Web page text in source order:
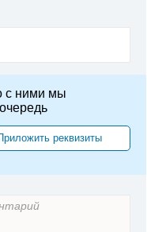
с ними мы
реквизиты